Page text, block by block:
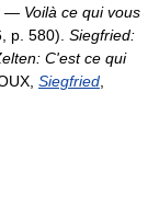
— Voilà ce qui vous
p. 580). Siegfried:
C'est ce qui
Siegfried